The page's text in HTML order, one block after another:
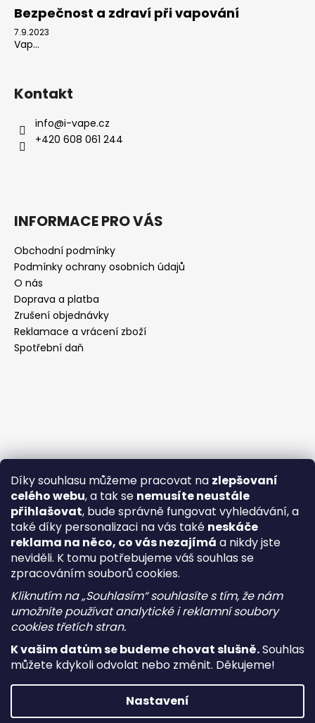
Díky souhlasu můžeme pracovat na zlepšovaní
celého webu, a tak se nemusíte neustále
přihlašovat, bude správně fungovat vyhledávání, a
také díky personalizaci na vás také neskáče
reklama na něco, co vás nezajímá a nikdy jste
neviděli. K tomu potřebujeme váš souhlas se
zpracováním souborů cookies.
Kliknutím na „Souhlasím“ souhlasíte s tím, že nám
umožníte používat analytické i reklamní soubory
cookies třetích stran.
K vašim datům se budeme chovat slušně.Souhlas
můžete kdykoli odvolat nebo změnit. Děkujeme!
Nastavení
Bezpečnost a zdraví při vapování
7.9.2023
Vap...
Kontakt
info@i-vape.cz
+420 608 061 244
INFORMACE PRO VÁS
Obchodní podmínky
Podmínky ochrany osobních údajů
O nás
Doprava a platba
Zrušení objednávky
Reklamace a vrácení zboží
Spotřební daň
Vytvořil Shoptet
Copyright 2026i-vape. Všechna práva vyhrazena.Upravit